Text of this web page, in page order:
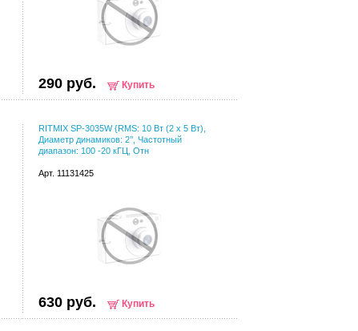
290 руб. Купить
RITMIX SP-3035W {RMS: 10 Вт (2 х 5 Вт),
Диаметр динамиков: 2’’, Частотный
диапазон: 100 -20 кГЦ, Отн
Арт. 11131425
630 руб. Купить